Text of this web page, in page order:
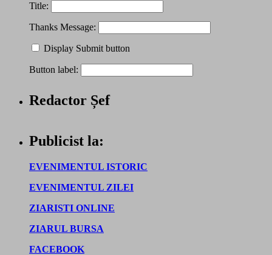
Title:
Thanks Message:
Display Submit button
Button label:
Redactor Șef
Publicist la:
EVENIMENTUL ISTORIC
EVENIMENTUL ZILEI
ZIARISTI ONLINE
ZIARUL BURSA
FACEBOOK